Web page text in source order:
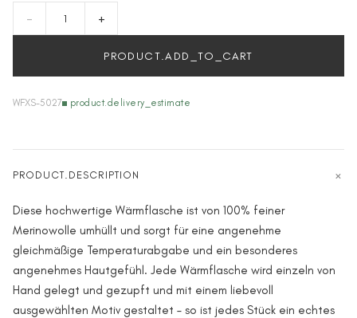
- +
PRODUCT.ADD_TO_CART
WFXS-5027 product.delivery_estimate
PRODUCT.DESCRIPTION
Diese hochwertige Wärmflasche ist von 100% feiner
Merinowolle umhüllt und sorgt für eine angenehme
gleichmäßige Temperaturabgabe und ein besonderes
angenehmes Hautgefühl. Jede Wärmflasche wird einzeln von
Hand gelegt und gezupft und mit einem liebevoll
ausgewählten Motiv gestaltet – so ist jedes Stück ein echtes